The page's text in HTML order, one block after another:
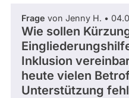
Frage von Jenny H. •
Wie sollen
Inklusion
heute vielen
Unterstützung